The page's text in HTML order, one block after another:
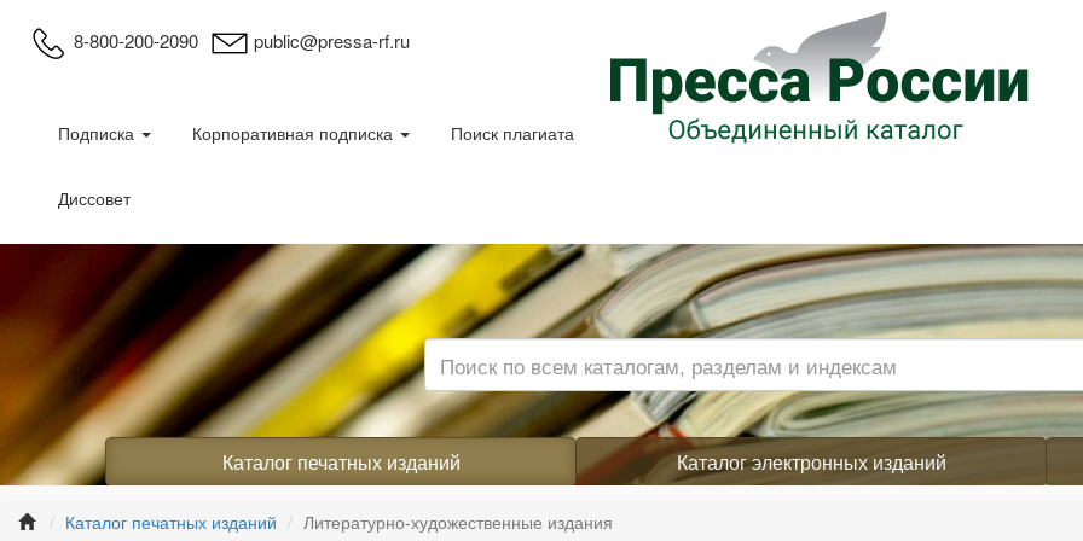
8-800-200-2090 public@pressa-rf.ru
Подписка Корпоративная подписка Поиск плагиата
Диссовет
Каталог печатных изданий Каталог электронных изданий
Каталог печатных изданий Литературно-художественные издания